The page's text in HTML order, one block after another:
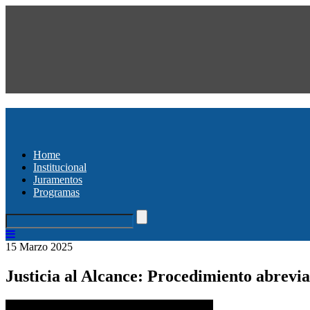
Home
Institucional
Juramentos
Programas
15 Marzo 2025
Justicia al Alcance: Procedimiento